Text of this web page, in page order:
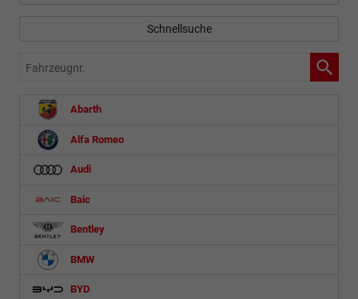
Schnellsuche
Fahrzeugnr.
Abarth
Alfa Romeo
Audi
Baic
Bentley
BMW
BYD